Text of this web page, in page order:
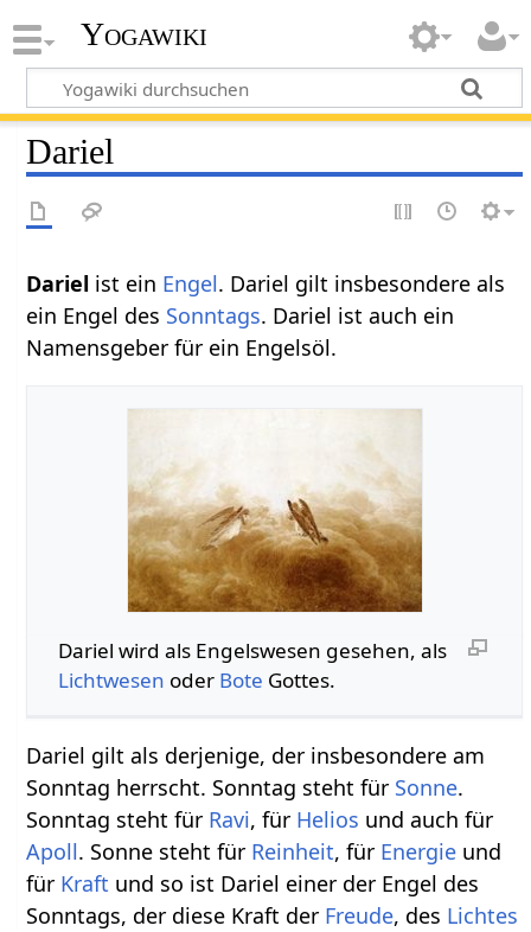
Yogawiki
Dariel
Dariel ist ein Engel. Dariel gilt insbesondere als
ein Engel des Sonntags. Dariel ist auch ein
Namensgeber für ein Engelsöl.
Dariel wird als Engelswesen gesehen, als
Lichtwesen oder Bote Gottes.
Dariel gilt als derjenige, der insbesondere am
Sonntag herrscht. Sonntag steht für Sonne.
Sonntag steht für Ravi, für Helios und auch für
Apoll. Sonne steht für Reinheit, für Energie und
für Kraft und so ist Dariel einer der Engel des
Sonntags, der diese Kraft der Freude, des Lichtes